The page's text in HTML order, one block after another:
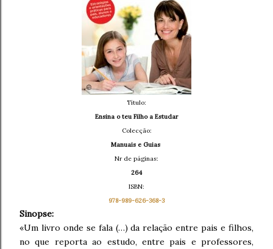
Título:
Ensina o teu Filho a Estudar
Colecção:
Manuais e Guias
Nr de páginas:
264
ISBN:
978-989-626-368-3
Sinopse:
«Um livro onde se fala (…) da relação entre pais e filhos,
no que reporta ao estudo, entre pais e professores,